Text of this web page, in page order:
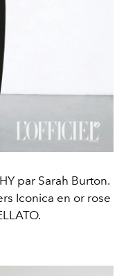
par Sarah Burton.
Iconica en or rose